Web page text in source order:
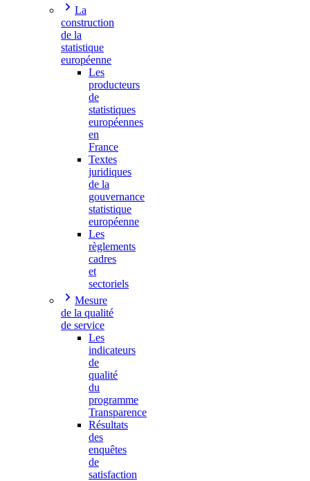
La
construction
de la
statistique
européenne
Les
producteurs
de
statistiques
européennes
en
France
Textes
juridiques
de la
gouvernance
statistique
européenne
Les
règlements
cadres
et
sectoriels
Mesure
de la qualité
de service
Les
indicateurs
de
qualité
du
programme
Transparence
Résultats
des
enquêtes
de
satisfaction